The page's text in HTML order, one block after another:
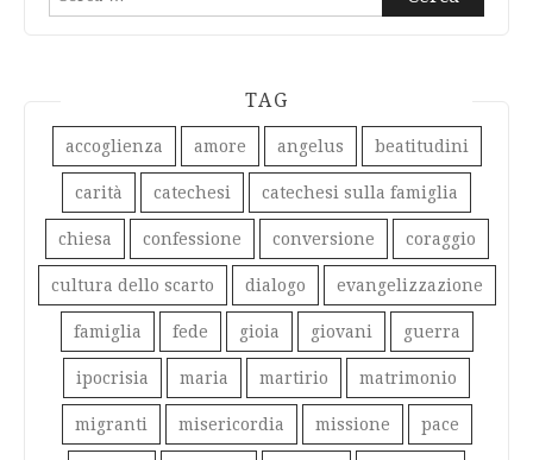
per:
TAG
accoglienza amore angelus beatitudini
carità catechesi catechesi sulla famiglia
chiesa confessione conversione coraggio
cultura dello scarto dialogo evangelizzazione
famiglia fede gioia giovani guerra
ipocrisia maria martirio matrimonio
migranti misericordia missione pace